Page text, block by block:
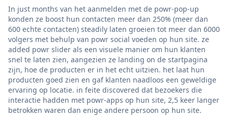
In just months van het aanmelden met de powr-pop-up
konden ze boost hun contacten meer dan 250% (meer dan
600 echte contacten) steadily laten groeien tot meer dan 6000
volgers met behulp van powr social voeden op hun site. ze
added powr slider als een visuele manier om hun klanten
snel te laten zien, aangezien ze landing on de startpagina
zijn, hoe de producten er in het echt uitzien. het laat hun
producten goed zien en gaf klanten naadloos een geweldige
ervaring op locatie. in feite discovered dat bezoekers die
interactie hadden met powr-apps op hun site, 2,5 keer langer
betrokken waren dan enige andere persoon op hun site.